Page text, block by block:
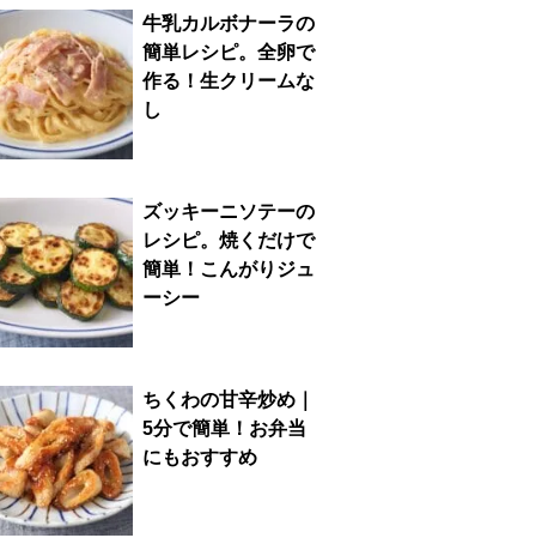
牛乳カルボナーラの
簡単レシピ。全卵で
作る！生クリームな
し
ズッキーニソテーの
レシピ。焼くだけで
簡単！こんがりジュ
ーシー
ちくわの甘辛炒め｜
5分で簡単！お弁当
にもおすすめ